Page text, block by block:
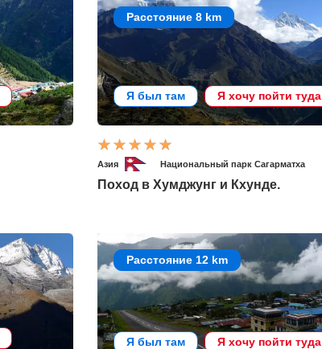
Расстояние 8 km
Я был там Я хочу пойти туда
Азия Национальный парк Сагарматха
Поход в Хумджунг и Кхунде.
Расстояние 12 km
Я был там Я хочу пойти туда